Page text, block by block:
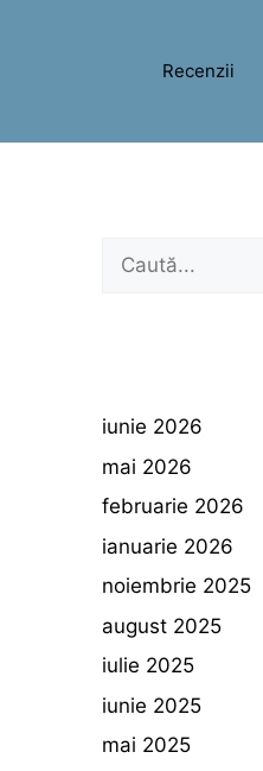
Recenzii
Caută
iunie 2026
mai 2026
februarie 2026
ianuarie 2026
noiembrie 2025
august 2025
iulie 2025
iunie 2025
mai 2025